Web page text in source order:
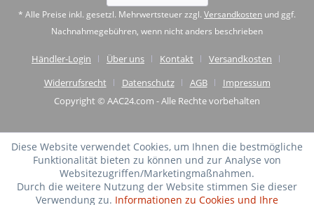
* Alle Preise inkl. gesetzl. Mehrwertsteuer zzgl. Versandkosten und ggf.
Nachnahmegebühren, wenn nicht anders beschrieben
Händler-Login Über uns Kontakt
Versandkosten
Widerrufsrecht
Datenschutz AGB
Impressum
Copyright © AAC24.com - Alle Rechte vorbehalten
Diese Website verwendet Cookies, um Ihnen die bestmögliche
Funktionalität bieten zu können und zur Analyse von
Websitezugriffen/Marketingmaßnahmen.
Durch die weitere Nutzung der Website stimmen Sie dieser
Verwendung zu. Informationen zu Cookies und Ihre